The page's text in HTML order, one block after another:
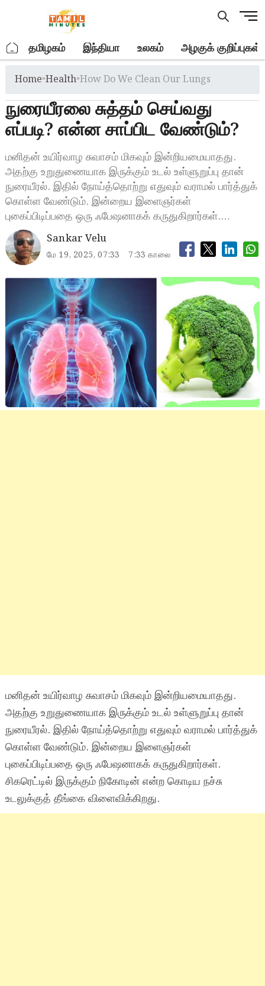
M
u
. தமிழகம் இந்தியா உலகம் அழகுக் குறிப்புகள்
Home»Health»How Do We Clean Our Lungs
நுரையீரலை சுத்தம் செய்வது
எப்படி? என்ன சாப்பிட வேண்டும்?
மனிதன் உயிர்வாழ சுவாசம் மிகவும் இன்றியமையாதது.
அதற்கு உறுதுணையாக இருக்கும் உடல் உள்ளுறுப்பு தான்
நுரையீரல். இதில் நோய்த்தொற்று எதுவும் வராமல் பார்த்துக்
கொள்ள வேண்டும். இன்றைய இளைஞர்கள்
புகைப்பிடிப்பதை ஒரு ஃபேஷனாகக் கருதுகிறார்கள்.…
Sankar Velu
மே 19, 2025, 07:33 7:33 காலை
மனிதன் உயிர்வாழ சுவாசம் மிகவும் இன்றியமையாதது.
அதற்கு உறுதுணையாக இருக்கும் உடல் உள்ளுறுப்பு தான்
நுரையீரல். இதில் நோய்த்தொற்று எதுவும் வராமல் பார்த்துக்
கொள்ள வேண்டும். இன்றைய இளைஞர்கள்
புகைப்பிடிப்பதை ஒரு ஃபேஷனாகக் கருதுகிறார்கள்.
சிகரெட்டில் இருக்கும் நிகோடின் என்ற கொடிய நச்சு
உடலுக்குத் தீங்கை விளைவிக்கிறது.